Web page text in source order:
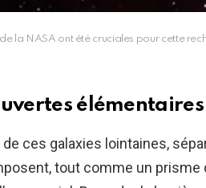
la NASA ont été cruciales pour cette
élémentaires
ces galaxies lointaines,
tout comme un